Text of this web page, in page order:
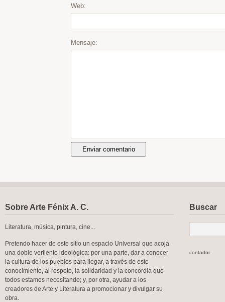
Web:
Mensaje:
Sobre Arte Fénix A. C.
Literatura, música, pintura, cine...
Pretendo hacer de este sitio un espacio Universal que acoja
una doble vertiente ideológica: por una parte, dar a conocer
la cultura de los pueblos para llegar, a través de este
conocimiento, al respeto, la solidaridad y la concordia que
todos estamos necesitando; y, por otra, ayudar a los
creadores de Arte y Literatura a promocionar y divulgar su
obra.
Buscar
contador